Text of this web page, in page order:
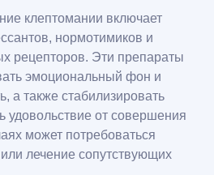
клептомании включает
нормотимиков и
рецепторов. Эти препараты
эмоциональный фон и
а также стабилизировать
удовольствие от совершения
может потребоваться
лечение сопутствующих